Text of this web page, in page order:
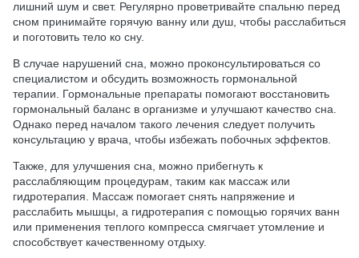
лишний шум и свет. Регулярно проветривайте спальню перед
сном принимайте горячую ванну или душ, чтобы расслабиться
и поготовить тело ко сну.
В случае нарушений сна, можно проконсультироваться со
специалистом и обсудить возможность гормональной
терапии. Гормональные препараты помогают восстановить
гормональный баланс в организме и улучшают качество сна.
Однако перед началом такого лечения следует получить
консультацию у врача, чтобы избежать побочных эффектов.
Также, для улучшения сна, можно прибегнуть к
расслабляющим процедурам, таким как массаж или
гидротерапия. Массаж помогает снять напряжение и
расслабить мышцы, а гидротерапия с помощью горячих ванн
или применения теплого компресса смягчает утомление и
способствует качественному отдыху.